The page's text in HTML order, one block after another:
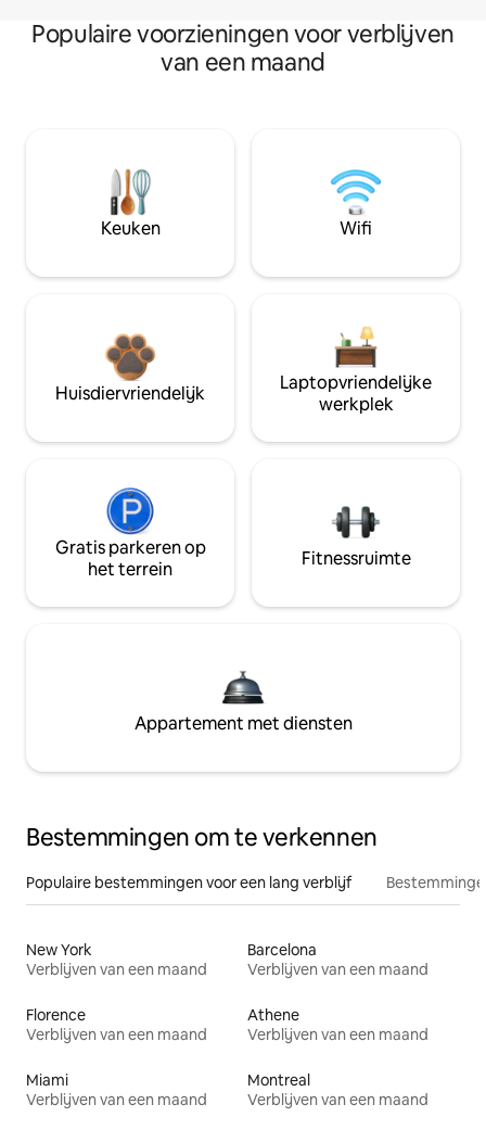
Populaire voorzieningen voor verblijven
van een maand
Keuken Wifi
Huisdiervriendelijk
Laptopvriendelijke
werkplek
Gratis parkeren op
het terrein
Fitnessruimte
Appartement met diensten
Bestemmingen om te verkennen
Populaire bestemmingen voor een lang verblijf
New York
Verblijven van een maand
Barcelona
Verblijven van een maand
Florence
Verblijven van een maand
Athene
Verblijven van een maand
Miami
Verblijven van een maand
Montreal
Verblijven van een maand